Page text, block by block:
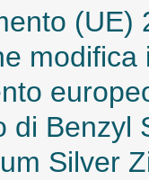
(UE)
di Benzyl
Silver